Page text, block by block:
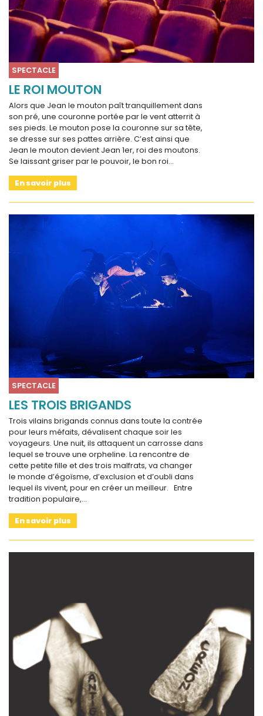
SPECTACLE
LE ROI MOUTON
Alors que Jean le mouton paît tranquillement dans
son pré, une couronne portée par le vent atterrit à
ses pieds. Le mouton pose la couronne sur sa tête,
se dresse sur ses pattes arrière. C’est ainsi que
Jean le mouton devient Jean 1er, roi des moutons.
Se laissant griser par le pouvoir, le bon roi…
En savoir plus
SPECTACLE
LES TROIS BRIGANDS
Trois vilains brigands connus dans toute la contrée
pour leurs méfaits, dévalisent chaque soir les
voyageurs. Une nuit, ils attaquent un carrosse dans
lequel se trouve une orpheline. La rencontre de
cette petite fille et des trois malfrats, va changer
le monde d’égoïsme, d’exclusion et d’oubli dans
lequel ils vivent, pour en créer un meilleur. Entre
tradition populaire,…
En savoir plus